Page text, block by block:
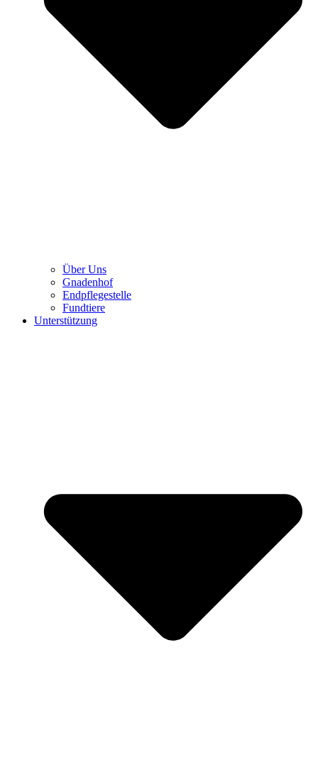
Über Uns
Gnadenhof
Endpflegestelle
Fundtiere
Unterstützung